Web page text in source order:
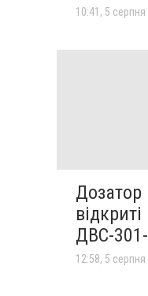
10:41, 5 серпня
Дозатор
ДВС-
12:58, 5 серпня